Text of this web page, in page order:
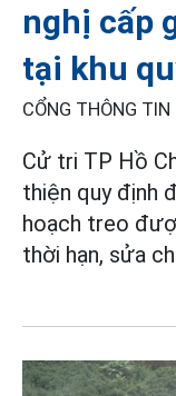
nghị cấp
tại khu
CỔNG THÔNG TIN
Cử tri TP Hồ
thiện quy định
hoạch treo
thời hạn, sửa